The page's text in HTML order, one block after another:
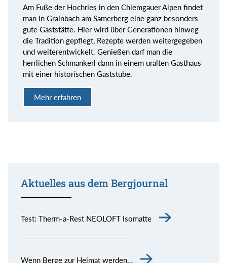
Am Fuße der Hochries in den Chiemgauer Alpen findet
man In Grainbach am Samerberg eine ganz besonders
gute Gaststätte. Hier wird über Generationen hinweg
die Tradition gepflegt, Rezepte werden weitergegeben
und weiterentwickelt. Genießen darf man die
herrlichen Schmankerl dann in einem uralten Gasthaus
mit einer historíschen Gaststube.
Mehr erfahren
Aktuelles aus dem Bergjournal
Test: Therm-a-Rest NEOLOFT Isomatte
Wenn Berge zur Heimat werden…